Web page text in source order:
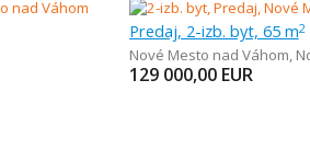
Predaj, 2-izb. byt, 65 m2
Nové Mesto nad Váhom,
129 000,00 EUR